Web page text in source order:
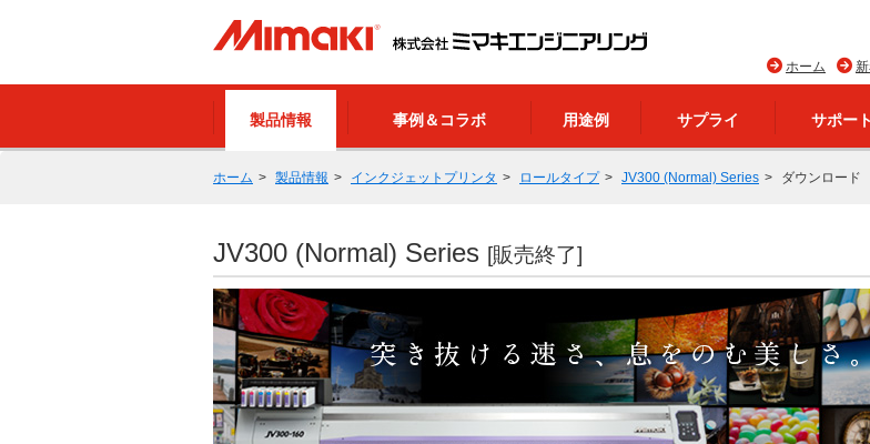
ホーム
製品情報 事例＆コラボ 用途例 サプライ サポート
ホーム 製品情報 インクジェットプリンタ ロールタイプ JV300 (Normal) Series ダウンロード
JV300 (Normal) Series [販売終了]